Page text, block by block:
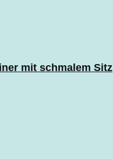
mit schmalem Sitz